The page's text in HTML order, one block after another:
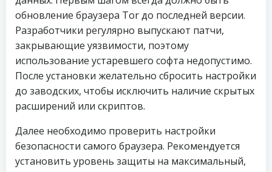
обновление браузера Tor до последней версии.
Разработчики регулярно выпускают патчи,
закрывающие уязвимости, поэтому
использование устаревшего софта недопустимо.
После установки желательно сбросить настройки
до заводских, чтобы исключить наличие скрытых
расширений или скриптов.
Далее необходимо проверить настройки
безопасности самого браузера. Рекомендуется
установить уровень защиты на максимальный,